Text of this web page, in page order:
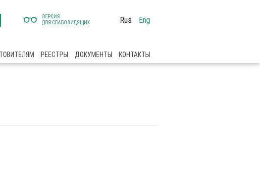
ВЕРСИЯ
ДЛЯ СЛАБОВИДЯЩИХ
Rus Eng
РЕЕСТРЫ ДОКУМЕНТЫ КОНТАКТЫ